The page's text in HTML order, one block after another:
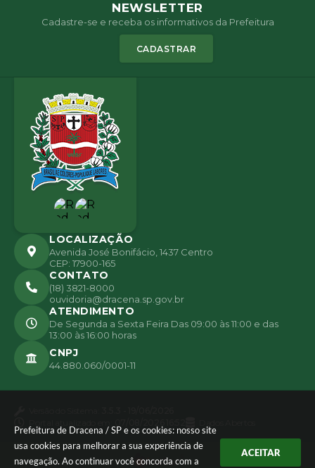
Prefeitura de Dracena / SP e os cookies: nosso site
usa cookies para melhorar a sua experiência de
navegação. Ao continuar você concorda com a
ACEITAR
NEWSLETTER
Cadastre-se e receba os informativos da Prefeitura
CADASTRAR
LOCALIZAÇÃO
Avenida José Bonifácio, 1437 Centro
CEP: 17900-165
CONTATO
(18) 3821-8000
ouvidoria@dracena.sp.gov.br
ATENDIMENTO
De Segunda a Sexta Feira Das 09:00 às 11:00 e das
13:00 às 16:00 horas
CNPJ
44.880.060/0001-11